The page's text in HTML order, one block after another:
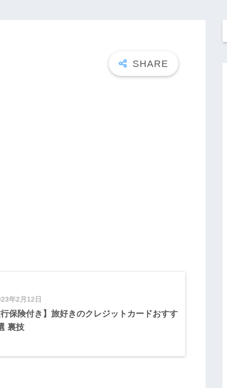
年2月12日
保険付き】旅好きのクレジットカードおすす
裏技